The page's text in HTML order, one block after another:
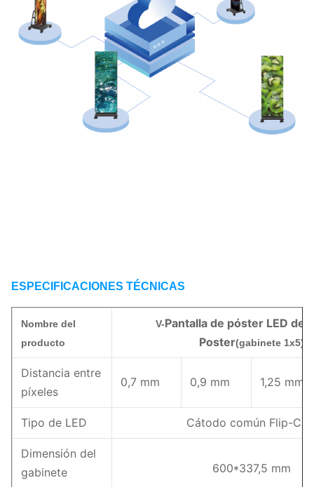
ESPECIFICACIONES TÉCNICAS
Nombre del
producto
V-Pantalla de póster LED de
Poster(gabinete 1x5)
Distancia entre
píxeles
0,7 mm 0,9 mm 1,25 mm
Tipo de LED Cátodo común Flip-
Dimensión del
gabinete
600*337,5 mm